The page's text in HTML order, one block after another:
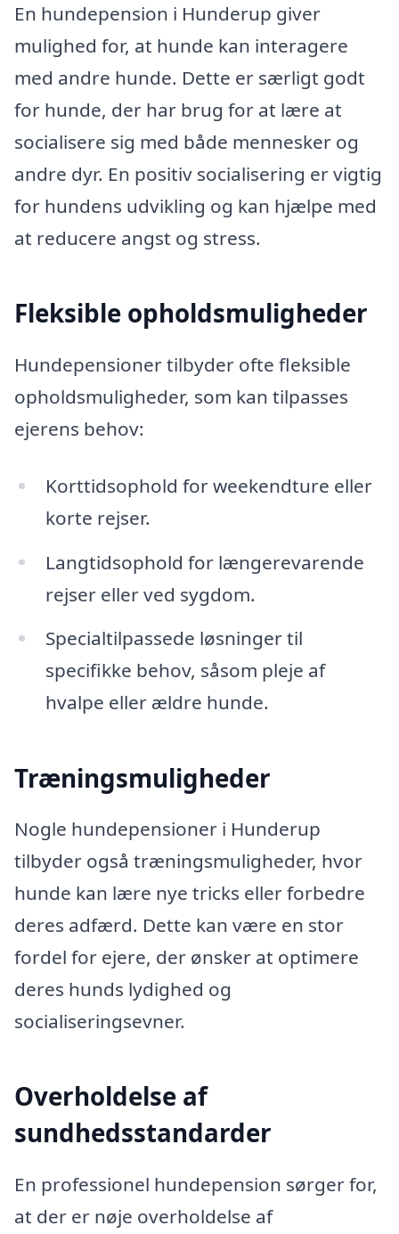
En hundepension i Hunderup giver
mulighed for, at hunde kan interagere
med andre hunde. Dette er særligt godt
for hunde, der har brug for at lære at
socialisere sig med både mennesker og
andre dyr. En positiv socialisering er vigtig
for hundens udvikling og kan hjælpe med
at reducere angst og stress.
Fleksible opholdsmuligheder
Hundepensioner tilbyder ofte fleksible
opholdsmuligheder, som kan tilpasses
ejerens behov:
Korttidsophold for weekendture eller
korte rejser.
Langtidsophold for længerevarende
rejser eller ved sygdom.
Specialtilpassede løsninger til
specifikke behov, såsom pleje af
hvalpe eller ældre hunde.
Træningsmuligheder
Nogle hundepensioner i Hunderup
tilbyder også træningsmuligheder, hvor
hunde kan lære nye tricks eller forbedre
deres adfærd. Dette kan være en stor
fordel for ejere, der ønsker at optimere
deres hunds lydighed og
socialiseringsevner.
Overholdelse af
sundhedsstandarder
En professionel hundepension sørger for,
at der er nøje overholdelse af